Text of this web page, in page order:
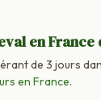
en France
de 3 jours
en France.